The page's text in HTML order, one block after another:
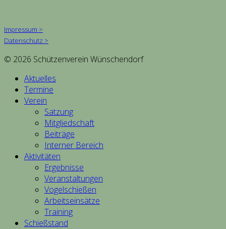
Impressum >
Datenschutz >
© 2026 Schützenverein Wünschendorf
Aktuelles
Termine
Verein
Satzung
Mitgliedschaft
Beiträge
Interner Bereich
Aktivitäten
Ergebnisse
Veranstaltungen
Vogelschießen
Arbeitseinsätze
Training
Schießstand